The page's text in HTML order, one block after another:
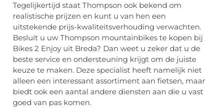
Tegelijkertijd staat Thompson ook bekend om
realistische prijzen en kunt u van hen een
uitstekende prijs-kwaliteitsverhouding verwachten.
Besluit u uw Thompson mountainbikes te kopen bij
Bikes 2 Enjoy uit Breda? Dan weet u zeker dat u de
beste service en ondersteuning krijgt om de juiste
keuze te maken. Deze specialist heeft namelijk niet
alleen een interessant assortiment aan fietsen, maar
biedt ook een aantal andere diensten aan die u vast
goed van pas komen.